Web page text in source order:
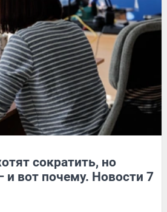
сократить, но
и вот почему. Новости 7